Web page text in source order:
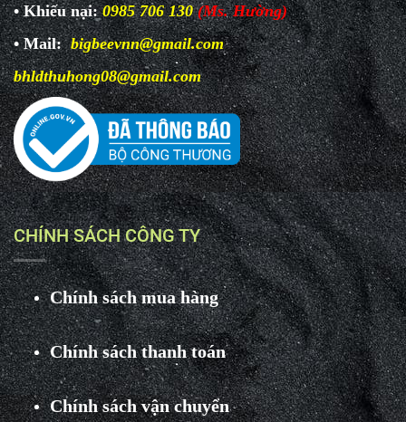
• Khiếu nại: 0985 706 130 (Ms. Hường)
• Mail:bigbeevnn@gmail.com
bhldthuhong08@gmail.com
CHÍNH SÁCH CÔNG TY
Chính sách mua hàng
Chính sách thanh toán
Chính sách vận chuyển